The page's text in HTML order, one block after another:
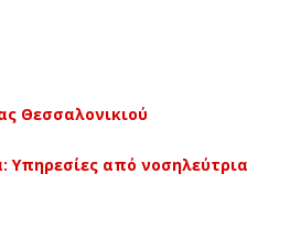
Θεσσαλονικιού
Υπηρεσίες από νοσηλεύτρια